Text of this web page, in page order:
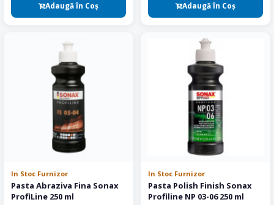
Adaugă în Coş Adaugă în Coş
In Stoc Furnizor
Pasta Abraziva Fina Sonax
ProfiLine 250 ml
In Stoc Furnizor
Pasta Polish Finish Sonax
Profiline NP 03-06 250 ml